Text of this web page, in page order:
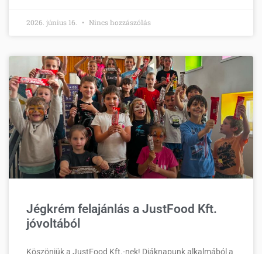
2026. június 16. Nincs hozzászólás
Jégkrém felajánlás a JustFood Kft.
jóvoltából
Köszönjük a JustFood Kft.-nek! Diáknapunk alkalmából a